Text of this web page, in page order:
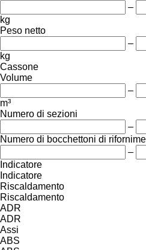
–
kg
Peso netto
–
kg
Cassone
Volume
–
m³
Numero di sezioni
–
Numero di bocchettoni di
–
Indicatore
Indicatore
Riscaldamento
Riscaldamento
ADR
ADR
Assi
ABS